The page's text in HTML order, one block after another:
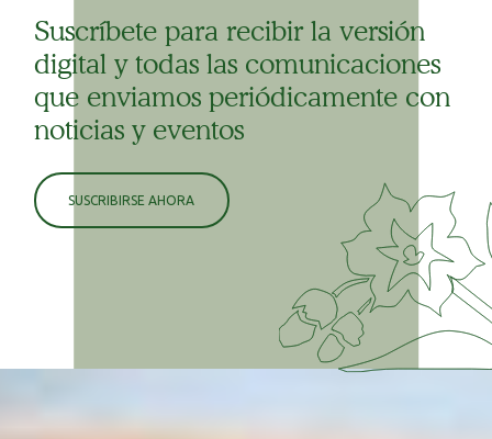
Suscríbete para recibir la versión
digital y todas las comunicaciones
que enviamos periódicamente con
noticias y eventos
SUSCRIBIRSE AHORA